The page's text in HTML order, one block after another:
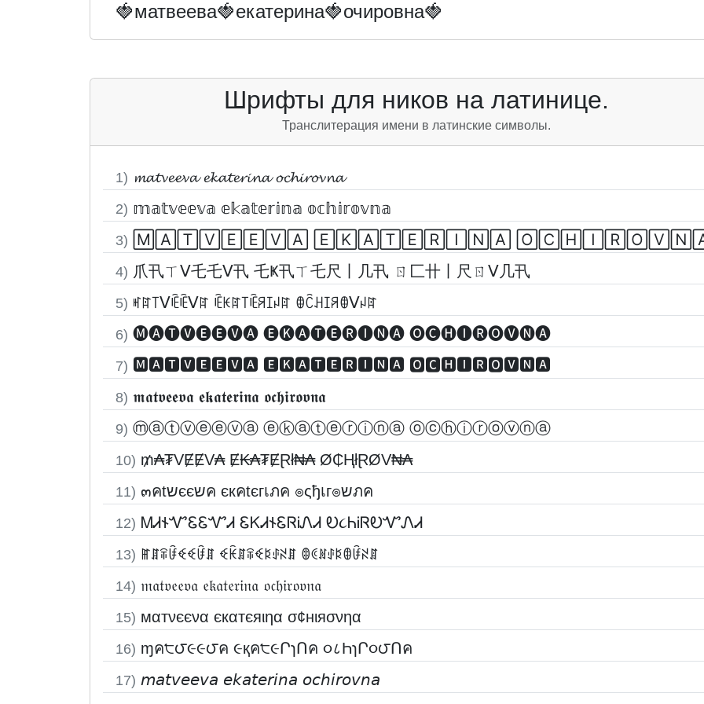
🍓матвеева🍓екатерина🍓очировна🍓
Шрифты для ников на латинице.
Транслитерация имени в латинские символы.
1) 𝓶𝓪𝓽𝓿𝓮𝓮𝓿𝓪 𝓮𝓴𝓪𝓽𝓮𝓻𝓲𝓷𝓪 𝓸𝓬𝓱𝓲𝓻𝓸𝓿𝓷𝓪
2) 𝕞𝕒𝕥𝕧𝕖𝕖𝕧𝕒 𝕖𝕜𝕒𝕥𝕖𝕣𝕚𝕟𝕒 𝕠𝕔𝕙𝕚𝕣𝕠𝕧𝕟𝕒
3) 🄼🄰🅃🅅🄴🄴🅅🄰 🄴🄺🄰🅃🄴🅁🄸🄽🄰
4) 爪卂ㄒᐯ乇乇ᐯ卂 乇Ҝ卂ㄒ乇尺丨几卂 ㄖ匚卄丨尺ㄖᐯ几卂
5) ꎭꍏ꓄ᐯꍟꍟᐯꍏ ꍟꀘꍏ꓄ꍟꋪꀤꈤꍏ ꂦꉓꃅꀤꋪꂦᐯꈤꍏ
6) 🅜🅐🅣🅥🅔🅔🅥🅐 🅔🅚🅐🅣🅔🅡🅘🅝🅐 🅞🅒🅗🅘🅡🅞🅥🅝🅐
7) 🅼🅰🆃🆅🅴🅴🆅🅰 🅴🅺🅰🆃🅴🆁🅸🅽🅰 🅾🅲🅷🅸🆁🅾🆅🅽🅰
8) 𝖒𝖆𝖙𝖛𝖊𝖊𝖛𝖆 𝖊𝖐𝖆𝖙𝖊𝖗𝖎𝖓𝖆 𝖔𝖈𝖍𝖎𝖗𝖔𝖛𝖓𝖆
9) ⓜⓐⓣⓥⓔⓔⓥⓐ ⓔⓚⓐⓣⓔⓡⓘⓝⓐ ⓞⓒⓗⓘⓡⓞⓥⓝⓐ
10) ₥₳₮VɆɆV₳ Ɇ₭₳₮ɆⱤł₦₳ Ø₵ⱧłⱤØV₦₳
11) ๓คtשєєשค єкคtєгเภค ๏ςђเг๏שภค
12) ᎷᏗ𐐆ᏉᏋᏋᏉᏗ ᏋᏦᏗ𐐆ᏋᏒᎥᏁᏗ Ꭷ૮ᏂᎥᏒᎧᏉᏁᏗ
13) ꂵꁲꋖꀰꈼꈼꀰꁲ ꈼꀗꁲꋖꈼꌅꂑꋊꁲ ꂦꀯꍩꂑꌅꂦꀰꋊꁲ
14) 𝔪𝔞𝔱𝔳𝔢𝔢𝔳𝔞 𝔢𝔨𝔞𝔱𝔢𝔯𝔦𝔫𝔞 𝔬𝔠𝔥𝔦𝔯𝔬𝔳𝔫𝔞
15) мαтνєєνα єкαтєяιηα σ¢нιяσνηα
16) ɱค੮౮૯૯౮ค ૯қค੮૯ՐɿՈค ૦८ҺɿՐ૦౮Ոค
17) 𝘮𝘢𝘵𝘷𝘦𝘦𝘷𝘢 𝘦𝘬𝘢𝘵𝘦𝘳𝘪𝘯𝘢 𝘰𝘤𝘩𝘪𝘳𝘰𝘷𝘯𝘢